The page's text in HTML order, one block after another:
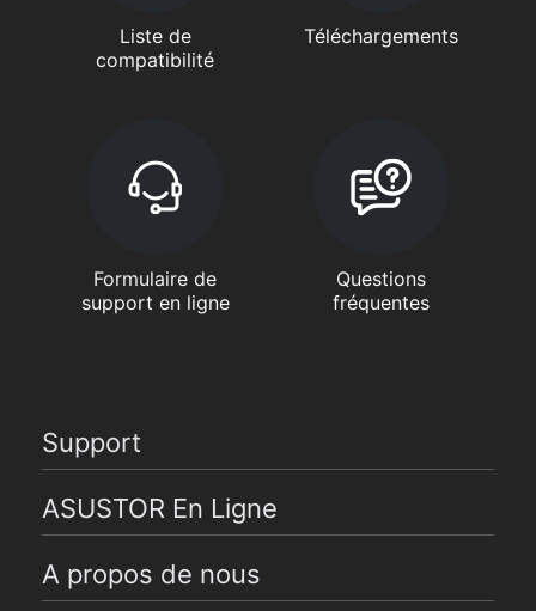
Liste de
compatibilité
Téléchargements
Formulaire de
support en ligne
Questions
fréquentes
Support
ASUSTOR En Ligne
A propos de nous